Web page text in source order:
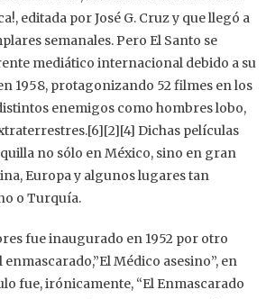
editada por José G. Cruz y que llegó a
semanales. Pero El Santo se
mediático internacional debido a su
1958, protagonizando 52 filmes en los
enemigos como hombres lobo,
Dichas películas
no sólo en México, sino en gran
Europa y algunos lugares tan
o Turquía.
fue inaugurado en 1952 por otro
Médico asesino”, en
fue, irónicamente, “El Enmascarado